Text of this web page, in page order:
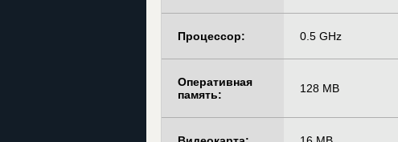
Процессор: 0.5 GHz
Оперативная
память:
128 MB